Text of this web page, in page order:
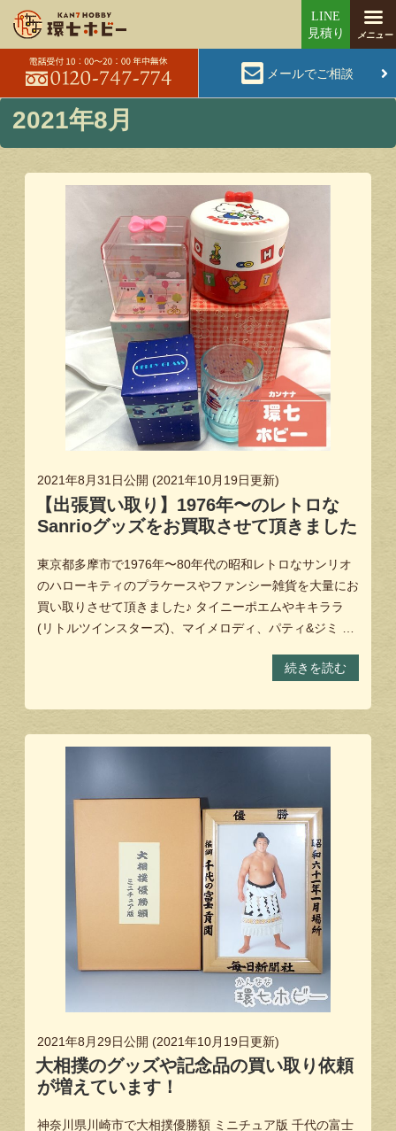
メールでご相談
2021年8月
2021年8月31日公開 (2021年10月19日更新)
【出張買い取り】1976年〜のレトロな
Sanrioグッズをお買取させて頂きました
東京都多摩市で1976年〜80年代の昭和レトロなサンリオ
のハローキティのプラケースやファンシー雑貨を大量にお
買い取りさせて頂きました♪ タイニーポエムやキキララ
(リトルツインスターズ)、マイメロディ、パティ&ジミ …
続きを読む
2021年8月29日公開 (2021年10月19日更新)
大相撲のグッズや記念品の買い取り依頼
が増えています！
神奈川県川崎市で大相撲優勝額 ミニチュア版 千代の富士